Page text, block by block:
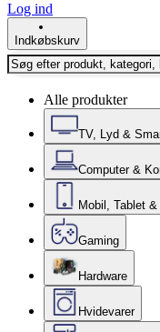
Log ind
Indkøbskurv
Alle produkter
TV, Lyd &
Computer &
Mobil, Tablet
Gaming
Hardware
Hvidevarer